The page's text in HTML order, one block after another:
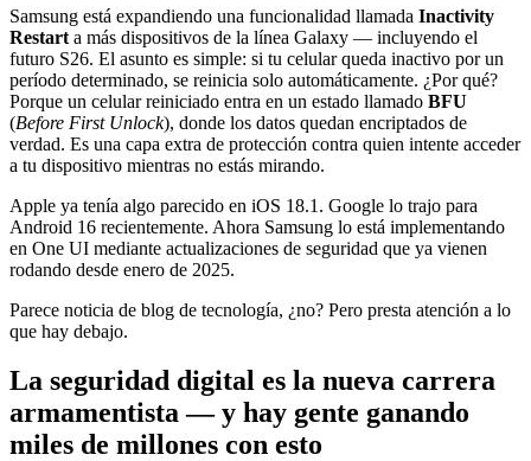
Samsung está expandiendo una funcionalidad llamada Inactivity
Restart a más dispositivos de la línea Galaxy — incluyendo el
futuro S26. El asunto es simple: si tu celular queda inactivo por un
período determinado, se reinicia solo automáticamente. ¿Por qué?
Porque un celular reiniciado entra en un estado llamado BFU
(Before First Unlock), donde los datos quedan encriptados de
verdad. Es una capa extra de protección contra quien intente acceder
a tu dispositivo mientras no estás mirando.
Apple ya tenía algo parecido en iOS 18.1. Google lo trajo para
Android 16 recientemente. Ahora Samsung lo está implementando
en One UI mediante actualizaciones de seguridad que ya vienen
rodando desde enero de 2025.
Parece noticia de blog de tecnología, ¿no? Pero presta atención a lo
que hay debajo.
La seguridad digital es la nueva carrera
armamentista — y hay gente ganando
miles de millones con esto